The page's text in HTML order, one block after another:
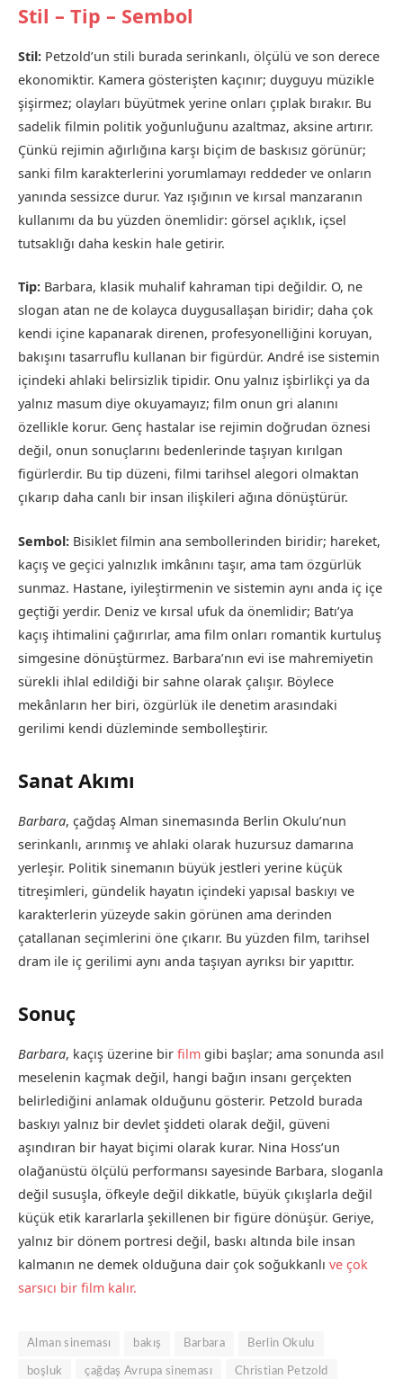
Stil – Tip – Sembol
Stil: Petzold’un stili burada serinkanlı, ölçülü ve son derece
ekonomiktir. Kamera gösterişten kaçınır; duyguyu müzikle
şişirmez; olayları büyütmek yerine onları çıplak bırakır. Bu
sadelik filmin politik yoğunluğunu azaltmaz, aksine artırır.
Çünkü rejimin ağırlığına karşı biçim de baskısız görünür;
sanki film karakterlerini yorumlamayı reddeder ve onların
yanında sessizce durur. Yaz ışığının ve kırsal manzaranın
kullanımı da bu yüzden önemlidir: görsel açıklık, içsel
tutsaklığı daha keskin hale getirir.
Tip: Barbara, klasik muhalif kahraman tipi değildir. O, ne
slogan atan ne de kolayca duygusallaşan biridir; daha çok
kendi içine kapanarak direnen, profesyonelliğini koruyan,
bakışını tasarruflu kullanan bir figürdür. André ise sistemin
içindeki ahlaki belirsizlik tipidir. Onu yalnız işbirlikçi ya da
yalnız masum diye okuyamayız; film onun gri alanını
özellikle korur. Genç hastalar ise rejimin doğrudan öznesi
değil, onun sonuçlarını bedenlerinde taşıyan kırılgan
figürlerdir. Bu tip düzeni, filmi tarihsel alegori olmaktan
çıkarıp daha canlı bir insan ilişkileri ağına dönüştürür.
Sembol: Bisiklet filmin ana sembollerinden biridir; hareket,
kaçış ve geçici yalnızlık imkânını taşır, ama tam özgürlük
sunmaz. Hastane, iyileştirmenin ve sistemin aynı anda iç içe
geçtiği yerdir. Deniz ve kırsal ufuk da önemlidir; Batı’ya
kaçış ihtimalini çağırırlar, ama film onları romantik kurtuluş
simgesine dönüştürmez. Barbara’nın evi ise mahremiyetin
sürekli ihlal edildiği bir sahne olarak çalışır. Böylece
mekânların her biri, özgürlük ile denetim arasındaki
gerilimi kendi düzleminde sembolleştirir.
Sanat Akımı
Barbara, çağdaş Alman sinemasında Berlin Okulu’nun
serinkanlı, arınmış ve ahlaki olarak huzursuz damarına
yerleşir. Politik sinemanın büyük jestleri yerine küçük
titreşimleri, gündelik hayatın içindeki yapısal baskıyı ve
karakterlerin yüzeyde sakin görünen ama derinden
çatallanan seçimlerini öne çıkarır. Bu yüzden film, tarihsel
dram ile iç gerilimi aynı anda taşıyan ayrıksı bir yapıttır.
Sonuç
Barbara, kaçış üzerine bir film gibi başlar; ama sonunda asıl
meselenin kaçmak değil, hangi bağın insanı gerçekten
belirlediğini anlamak olduğunu gösterir. Petzold burada
baskıyı yalnız bir devlet şiddeti olarak değil, güveni
aşındıran bir hayat biçimi olarak kurar. Nina Hoss’un
olağanüstü ölçülü performansı sayesinde Barbara, sloganla
değil susuşla, öfkeyle değil dikkatle, büyük çıkışlarla değil
küçük etik kararlarla şekillenen bir figüre dönüşür. Geriye,
yalnız bir dönem portresi değil, baskı altında bile insan
kalmanın ne demek olduğuna dair çok soğukkanlı ve çok
sarsıcı bir film kalır.
Alman sineması bakış Barbara Berlin Okulu
boşluk çağdaş Avrupa sineması Christian Petzold